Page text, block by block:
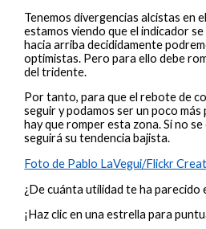
Tenemos divergencias alcistas en
estamos viendo que el indicador
hacia arriba decididamente
optimistas. Pero para ello debe
del tridente.
Por tanto, para que el rebote de
seguir y podamos ser un poco
hay que romper esta zona. Si no
seguirá su tendencia bajista.
Foto de Pablo LaVegui/Flickr
¿De cuánta utilidad te ha parecido
¡Haz clic en una estrella para